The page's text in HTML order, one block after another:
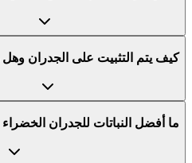
كيف يتم التثبيت على الجدران وهل
ما أفضل النباتات للجدران